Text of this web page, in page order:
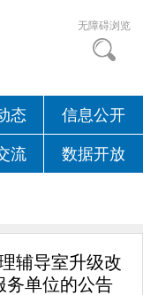
无障碍浏览
态 信息公开
流 数据开放
辅导室升级改
务单位的公告